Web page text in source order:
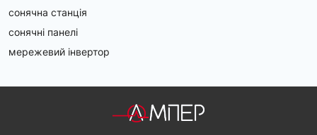
сонячна станція
сонячні панелі
мережевий інвертор